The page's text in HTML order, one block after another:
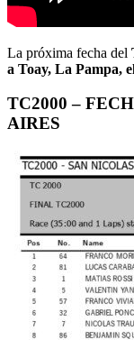
La próxima fecha del
a Toay, La Pampa,
TC2000 –
AIRES